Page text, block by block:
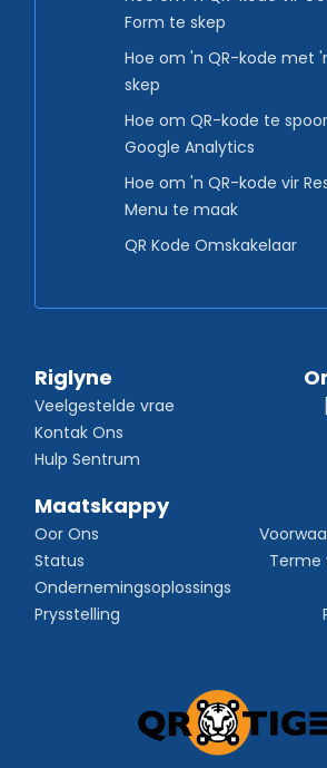
Form te skep
Hoe om 'n QR-kode met
skep
Hoe om QR-kode te
Google Analytics
Hoe om 'n QR-kode vir
Menu te maak
QR Kode Omskakelaar
Riglyne
Veelgestelde vrae
Kontak Ons
Hulp Sentrum
Maatskappy
Oor Ons
Status
Ondernemingsoplossings
Prysstelling
Terme